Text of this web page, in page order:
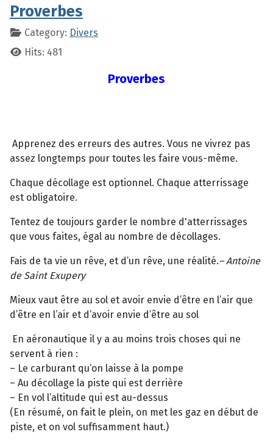
Proverbes
Category: Divers
Hits: 481
Proverbes
Apprenez des erreurs des autres. Vous ne vivrez pas
assez longtemps pour toutes les faire vous-même.
Chaque décollage est optionnel. Chaque atterrissage
est obligatoire.
Tentez de toujours garder le nombre d'atterrissages
que vous faites, égal au nombre de décollages.
Fais de ta vie un rêve, et d’un rêve, une réalité.–Antoine
de Saint Exupery
Mieux vaut être au sol et avoir envie d’être en l’air que
d’être en l’air et d’avoir envie d’être au sol
En aéronautique il y a au moins trois choses qui ne
servent à rien :
– Le carburant qu’on laisse à la pompe
– Au décollage la piste qui est derrière
– En vol l’altitude qui est au-dessus
(En résumé, on fait le plein, on met les gaz en début de
piste, et on vol suffisamment haut.)